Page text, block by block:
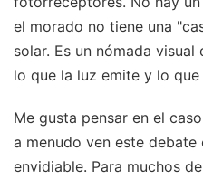
el morado no tiene una
solar. Es un nómada
lo que la luz emite y lo
Me gusta pensar en el
a menudo ven este debate
envidiable. Para muchos